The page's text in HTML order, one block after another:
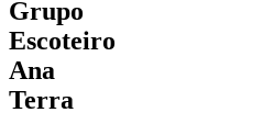
Grupo
Escoteiro
Ana
Terra